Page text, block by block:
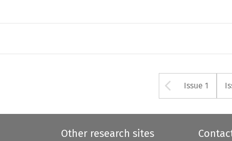
Arrow
Issue 1
Other research sites